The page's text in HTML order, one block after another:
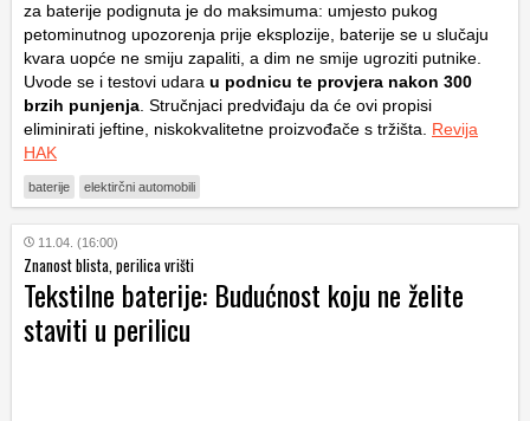
za baterije podignuta je do maksimuma: umjesto pukog
petominutnog upozorenja prije eksplozije, baterije se u slučaju
kvara uopće ne smiju zapaliti, a dim ne smije ugroziti putnike.
Uvode se i testovi udara u podnicu te provjera nakon 300
brzih punjenja. Stručnjaci predviđaju da će ovi propisi
eliminirati jeftine, niskokvalitetne proizvođače s tržišta. Revija
HAK
baterije elektirčni automobili
11.04. (16:00)
Znanost blista, perilica vrišti
Tekstilne baterije: Budućnost koju ne želite
staviti u perilicu